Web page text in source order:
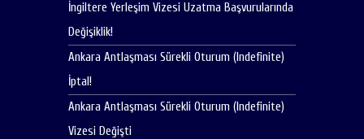
İngiltere Yerleşim Vizesi Uzatma Başvurularında
Değişiklik!
Ankara Antlaşması Sürekli Oturum (Indefinite)
İptal!
Ankara Antlaşması Sürekli Oturum (Indefinite)
Vizesi Değişti